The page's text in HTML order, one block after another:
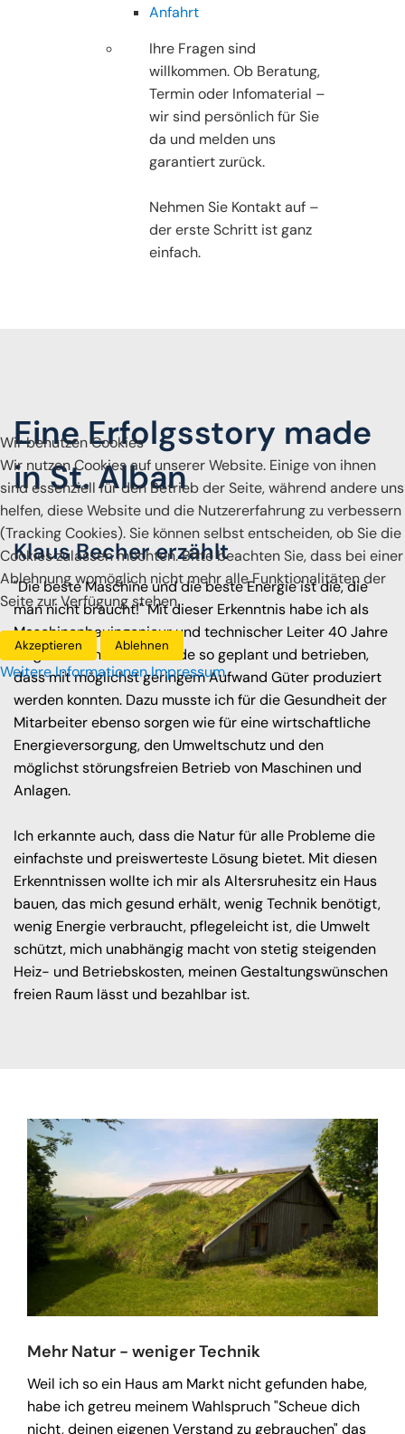
Anfahrt
Ihre Fragen sind
willkommen. Ob Beratung,
Termin oder Infomaterial –
wir sind persönlich für Sie
da und melden uns
garantiert zurück.
Nehmen Sie Kontakt auf –
der erste Schritt ist ganz
einfach.
Eine Erfolgsstory made
in St. Alban
Klaus Becher erzählt
"Die beste Maschine und die beste Energie ist die, die
man nicht braucht!" Mit dieser Erkenntnis habe ich als
Maschinenbauingenieur und technischer Leiter 40 Jahre
lang Fabriken und Gebäude so geplant und betrieben,
dass mit möglichst geringem Aufwand Güter produziert
werden konnten. Dazu musste ich für die Gesundheit der
Mitarbeiter ebenso sorgen wie für eine wirtschaftliche
Energieversorgung, den Umweltschutz und den
möglichst störungsfreien Betrieb von Maschinen und
Anlagen.
Ich erkannte auch, dass die Natur für alle Probleme die
einfachste und preiswerteste Lösung bietet. Mit diesen
Erkenntnissen wollte ich mir als Altersruhesitz ein Haus
bauen, das mich gesund erhält, wenig Technik benötigt,
wenig Energie verbraucht, pflegeleicht ist, die Umwelt
schützt, mich unabhängig macht von stetig steigenden
Heiz- und Betriebskosten, meinen Gestaltungswünschen
freien Raum lässt und bezahlbar ist.
Mehr Natur - weniger Technik
Weil ich so ein Haus am Markt nicht gefunden habe,
habe ich getreu meinem Wahlspruch "Scheue dich
nicht, deinen eigenen Verstand zu gebrauchen" das
Wir benutzen Cookies
Wir nutzen Cookies auf unserer Website. Einige von ihnen
sind essenziell für den Betrieb der Seite, während andere uns
helfen, diese Website und die Nutzererfahrung zu verbessern
(Tracking Cookies). Sie können selbst entscheiden, ob Sie die
Cookies zulassen möchten. Bitte beachten Sie, dass bei einer
Ablehnung womöglich nicht mehr alle Funktionalitäten der
Seite zur Verfügung stehen.
Akzeptieren Ablehnen
Weitere Informationen Impressum